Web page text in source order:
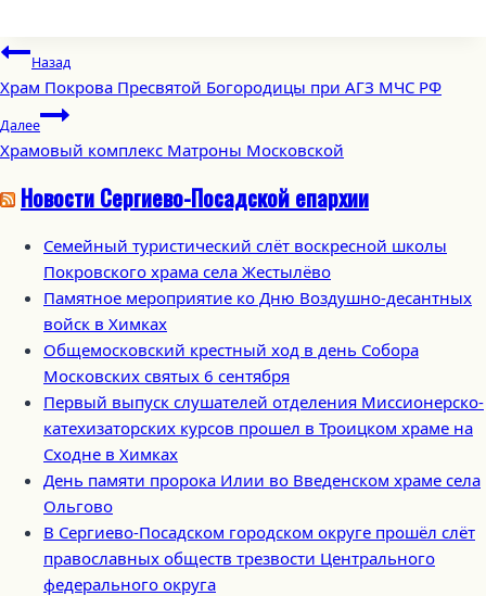
Навигация
по
записям
Назад
Храм Покрова Пресвятой Богородицы при АГЗ МЧС РФ
Далее
Храмовый комплекс Матроны Московской
Новости Сергиево-Посадской епархии
Семейный туристический слёт воскресной школы
Покровского храма села Жестылёво
Памятное мероприятие ко Дню Воздушно-десантных
войск в Химках
Общемосковский крестный ход в день Собора
Московских святых 6 сентября
Первый выпуск слушателей отделения Миссионерско-
катехизаторских курсов прошел в Троицком храме на
Сходне в Химках
День памяти пророка Илии во Введенском храме села
Ольгово
В Сергиево-Посадском городском округе прошёл слёт
православных обществ трезвости Центрального
федерального округа